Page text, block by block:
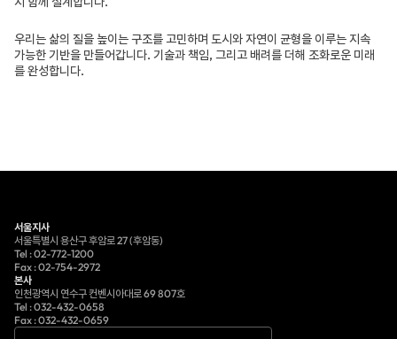
우리는 삶의 질을 높이는 구조를 고민하며 도시와 자연이 균형을 이루는 지속
가능한 기반을 만들어갑니다. 기술과 책임, 그리고 배려를 더해 조화로운 미래
를 완성합니다.
서울지사
서울특별시 용산구 후암로 27 (후암동)
Tel : 02-772-1200
Fax : 02-754-2972
본사
인천광역시 연수구 컨벤시아대로 69 807호
Tel : 032-432-0658
Fax : 032-432-0659